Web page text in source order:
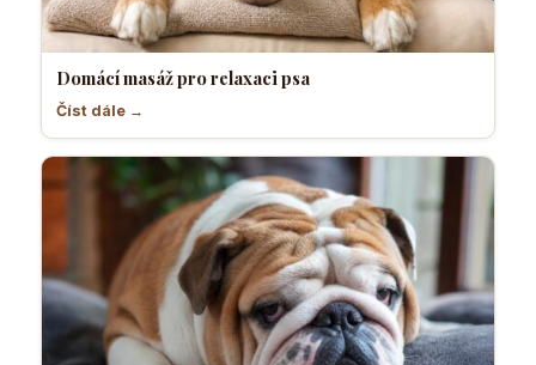
Domácí masáž pro relaxaci psa
Číst dále →